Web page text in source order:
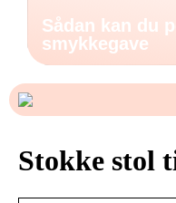
Sådan kan du
smykkegave
Stokke stol